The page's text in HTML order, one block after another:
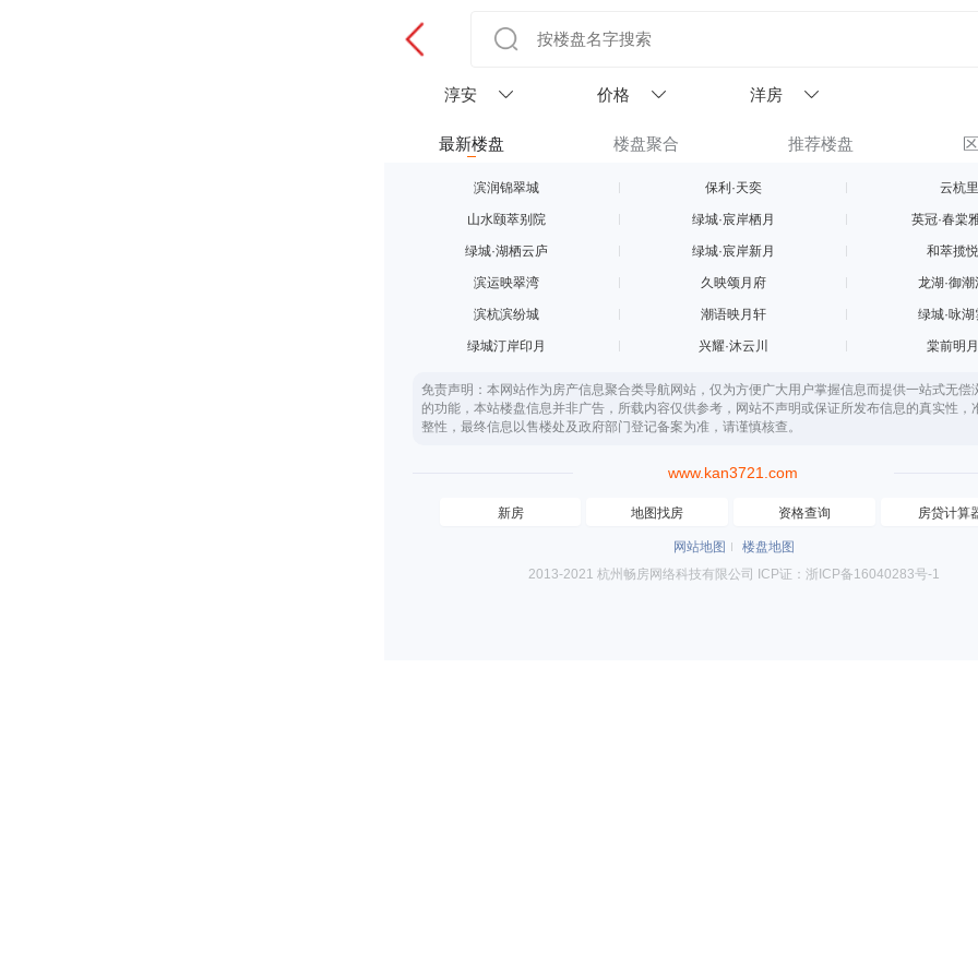
淳安 价格 洋房
最新楼盘 楼盘聚合 推荐楼盘
滨润锦翠城 保利·天奕 云杭
山水颐萃别院 绿城·宸岸栖月 英冠·春棠
绿城·湖栖云庐 绿城·宸岸新月 和萃揽
滨运映翠湾 久映颂月府 龙湖·御
滨杭滨纷城 潮语映月轩 绿城·咏
绿城汀岸印月 兴耀·沐云川 棠前明
免责声明：本网站作为房产信息聚合类导航网站，仅为方便广大用户掌握信息而提供一站式无偿
的功能，本站楼盘信息并非广告，所载内容仅供参考，网站不声明或保证所发布信息的真实性，
整性，最终信息以售楼处及政府部门登记备案为准，请谨慎核查。
www.kan3721.com
新房 地图找房 资格查询 房贷计算
网站地图
楼盘地图
2013-2021 杭州畅房网络科技有限公司 ICP证：浙ICP备16040283号-1